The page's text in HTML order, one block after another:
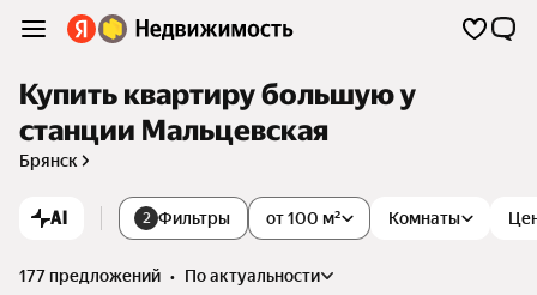
Купить квартиру большую у
станции Мальцевская
Брянск
AI 2 Фильтры Комнаты
от 100 м²
177 предложений •
по актуальности